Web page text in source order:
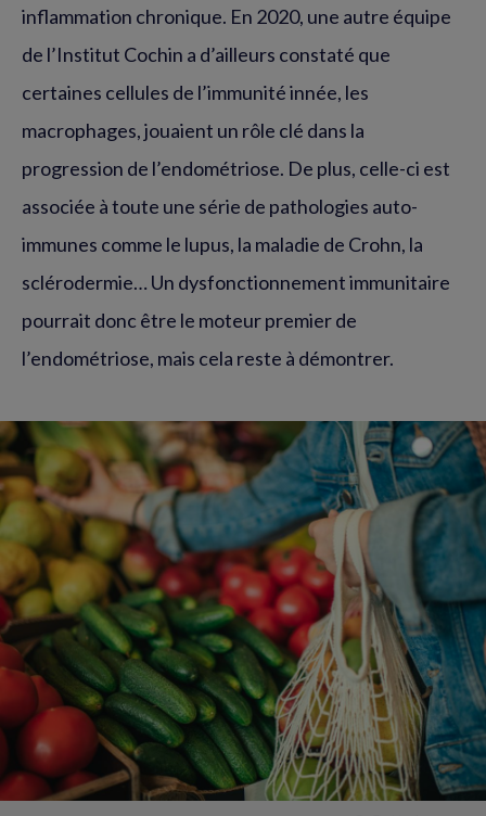
inflammation chronique. En 2020, une autre équipe
de l’Institut Cochin a d’ailleurs constaté que
certaines cellules de l’immunité innée, les
macrophages, jouaient un rôle clé dans la
progression de l’endométriose. De plus, celle-ci est
associée à toute une série de pathologies auto-
immunes comme le lupus, la maladie de Crohn, la
sclérodermie… Un dysfonctionnement immunitaire
pourrait donc être le moteur premier de
l’endométriose, mais cela reste à démontrer.